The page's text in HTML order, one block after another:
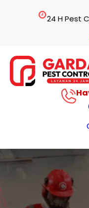
24 H Pest